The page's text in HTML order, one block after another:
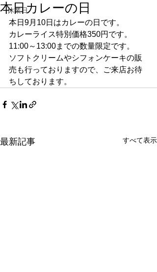
休業日
本日カレーの日
本日9月10日はカレーの日です。
カレーライス特別価格350円です。
11:00～13:00までの数量限定です。
ソフトクリームやシフォンケーキの販
売も行っておりますので、ご来店お待
ちしております。
最新記事 すべて表示